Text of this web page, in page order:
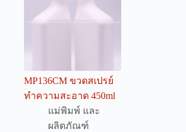
MP136CM ขวดสเปรย์
ทำความสะอาด 450ml
แม่พิมพ์ และ
ผลิตภัณฑ์